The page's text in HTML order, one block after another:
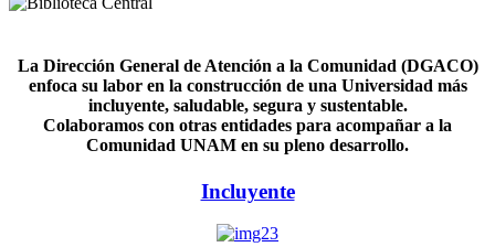
La Dirección General de Atención a la Comunidad (DGACO)
enfoca su labor en la construcción de una Universidad más
incluyente, saludable, segura y sustentable.
Colaboramos con otras entidades para acompañar a la
Comunidad UNAM en su pleno desarrollo.
Incluyente